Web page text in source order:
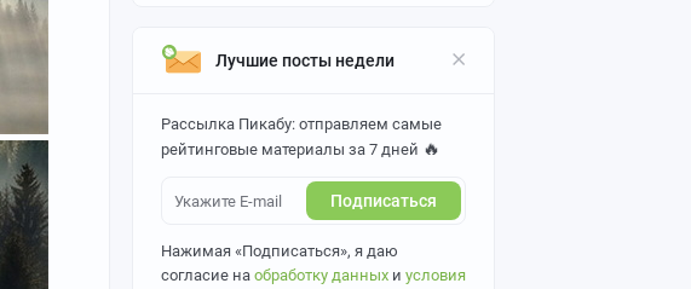
Лучшие посты недели
Рассылка Пикабу: отправляем самые
рейтинговые материалы за 7 дней 🔥
Подписаться
Нажимая «Подписаться», я даю
согласие на обработку данных и условия